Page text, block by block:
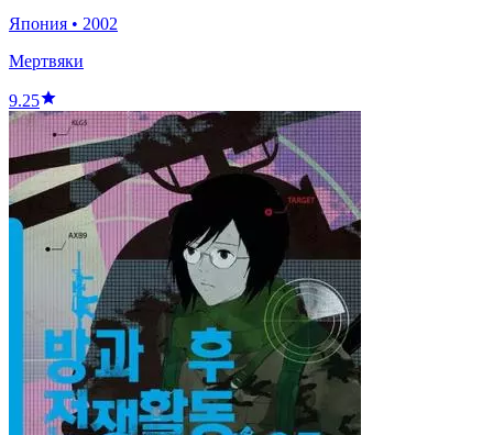
Япония • 2002
Мертвяки
9.25